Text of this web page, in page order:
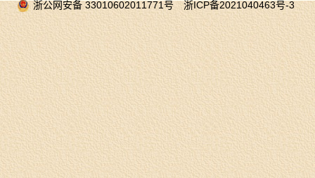
浙公网安备 33010602011771号
浙ICP备2021040463号-3